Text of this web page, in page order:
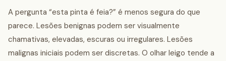
A pergunta “esta pinta é feia?” é menos segura do que
parece. Lesões benignas podem ser visualmente
chamativas, elevadas, escuras ou irregulares. Lesões
malignas iniciais podem ser discretas. O olhar leigo tende a